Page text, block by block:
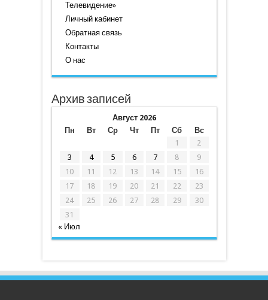
Телевидение»
Личный кабинет
Обратная связь
Контакты
О нас
Архив записей
Август 2026
Пн
Вт Ср Чт Пт Сб
Вс
1
2
3
4 5 6 7 8
9
10
11 12 13 14 15
16
17
18 19 20 21 22
23
24
25 26 27 28 29
30
31
« Июл